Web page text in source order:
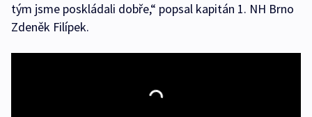
tým jsme poskládali dobře,“ popsal kapitán 1. NH Brno
Zdeněk Filípek.